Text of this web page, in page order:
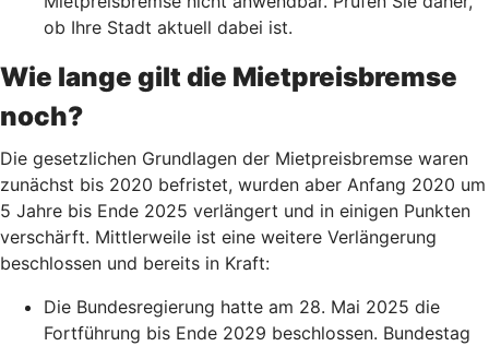
ob Ihre Stadt aktuell dabei ist.
Wie lange gilt die Mietpreisbremse
noch?
Die gesetzlichen Grundlagen der Mietpreisbremse waren
zunächst bis 2020 befristet, wurden aber Anfang 2020 um
5 Jahre bis Ende 2025 verlängert und in einigen Punkten
verschärft. Mittlerweile ist eine weitere Verlängerung
beschlossen und bereits in Kraft:
Die Bundesregierung hatte am 28. Mai 2025 die
Fortführung bis Ende 2029 beschlossen. Bundestag